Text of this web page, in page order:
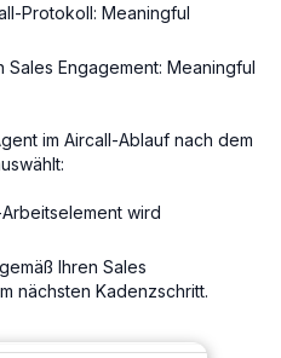
Protokoll: Meaningful
Sales Engagement: Meaningful
im Aircall-Ablauf nach dem
wird
Ihren Sales
nächsten Kadenzschritt.